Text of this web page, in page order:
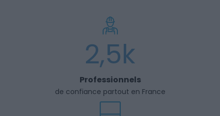
2,5k
Professionnels
de confiance partout en France